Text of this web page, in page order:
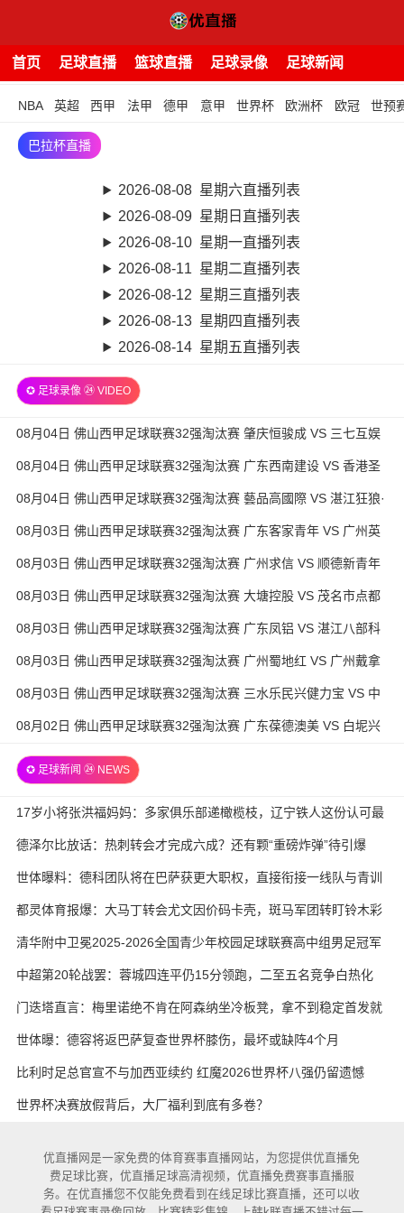
首页 足球直播 篮球直播 足球录像 足球新闻
NBA 英超 西甲 法甲 德甲 意甲 世界杯 欧洲杯 欧冠 世预
巴拉杯直播
2026-08-08 星期六直播列表
2026-08-09 星期日直播列表
2026-08-10 星期一直播列表
2026-08-11 星期二直播列表
2026-08-12 星期三直播列表
2026-08-13 星期四直播列表
2026-08-14 星期五直播列表
✪ 足球录像 ㉔ VIDEO
08月04日 佛山西甲足球联赛32强淘汰赛 肇庆恒骏成 VS 三七互娱
全场录像
08月04日 佛山西甲足球联赛32强淘汰赛 广东西南建设 VS 香港圣
徒 全场录像
08月04日 佛山西甲足球联赛32强淘汰赛 藝品高國際 VS 湛江狂狼·
粵辉能源 全场录像
08月03日 佛山西甲足球联赛32强淘汰赛 广东客家青年 VS 广州英
华思力U17 全场录像
08月03日 佛山西甲足球联赛32强淘汰赛 广州求信 VS 顺德新青年
全场录像
08月03日 佛山西甲足球联赛32强淘汰赛 大塘控股 VS 茂名市点都
得 全场录像
08月03日 佛山西甲足球联赛32强淘汰赛 广东凤铝 VS 湛江八部科
技 全场录像
08月03日 佛山西甲足球联赛32强淘汰赛 广州蜀地红 VS 广州戴拿
模 全场录像
08月03日 佛山西甲足球联赛32强淘汰赛 三水乐民兴健力宝 VS 中
国澳门澳科精英 全场录像
08月02日 佛山西甲足球联赛32强淘汰赛 广东葆德澳美 VS 白坭兴
✪ 足球新闻 ㉔ NEWS
17岁小将张洪福妈妈：多家俱乐部递橄榄枝，辽宁铁人这份认可最
实在
德泽尔比放话：热刺转会才完成六成？还有颗“重磅炸弹”待引爆
世体曝料：德科团队将在巴萨获更大职权，直接衔接一线队与青训
都灵体育报爆：大马丁转会尤文因价码卡壳，斑马军团转盯铃木彩
艳与维卡里奥
清华附中卫冕2025-2026全国青少年校园足球联赛高中组男足冠军
中超第20轮战罢：蓉城四连平仍15分领跑，二至五名竞争白热化
门迭塔直言：梅里诺绝不肯在阿森纳坐冷板凳，拿不到稳定首发就
考虑另寻出路
世体曝：德容将返巴萨复查世界杯膝伤，最坏或缺阵4个月
比利时足总官宣不与加西亚续约 红魔2026世界杯八强仍留遗憾
世界杯决赛放假背后，大厂福利到底有多卷？
优直播网是一家免费的体育赛事直播网站，为您提供优直播免
费足球比赛，优直播足球高清视频，优直播免费赛事直播服
务。在优直播您不仅能免费看到在线足球比赛直播，还可以收